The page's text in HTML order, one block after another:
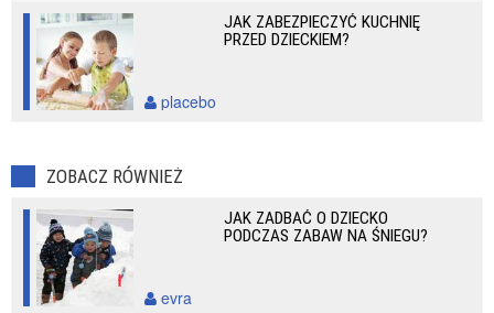
JAK ZABEZPIECZYĆ KUCHNIĘ
PRZED DZIECKIEM?
placebo
ZOBACZ RÓWNIEŻ
JAK ZADBAĆ O DZIECKO
PODCZAS ZABAW NA ŚNIEGU?
evra